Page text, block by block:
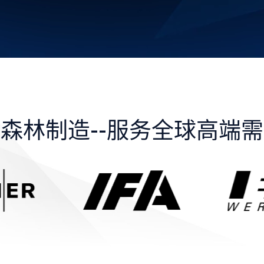
林制造--服务全球高端